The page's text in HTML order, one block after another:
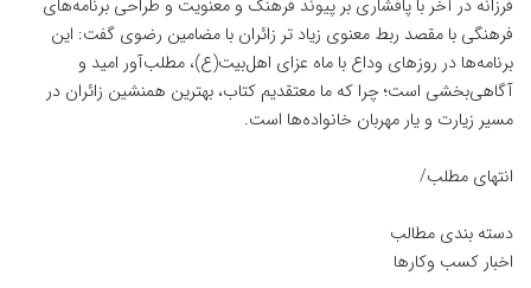
فرزانه در آخر با پافشاری بر پیوند فرهنگ و معنویت و طراحی برنامه‌های
فرهنگی با مقصد ربط معنوی زیاد تر زائران با مضامین رضوی گفت: این
برنامه‌ها در روزهای وداع با ماه عزای اهل‌بیت(ع)، مطلب‌آور امید و
آگاهی‌بخشی است؛ چرا که ما معتقدیم کتاب، بهترین همنشین زائران در
مسیر زیارت و یار مهربان خانواده‌ها است‌.
انتهای مطلب/
دسته بندی مطالب
اخبار کسب وکارها